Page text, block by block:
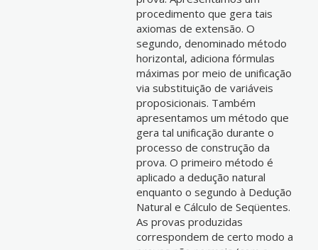
procedimento que gera tais
axiomas de extensão. O
segundo, denominado método
horizontal, adiciona fórmulas
máximas por meio de unificação
via substituição de variáveis
proposicionais. Também
apresentamos um método que
gera tal unificação durante o
processo de construção da
prova. O primeiro método é
aplicado a dedução natural
enquanto o segundo à Dedução
Natural e Cálculo de Seqüentes.
As provas produzidas
correspondem de certo modo a